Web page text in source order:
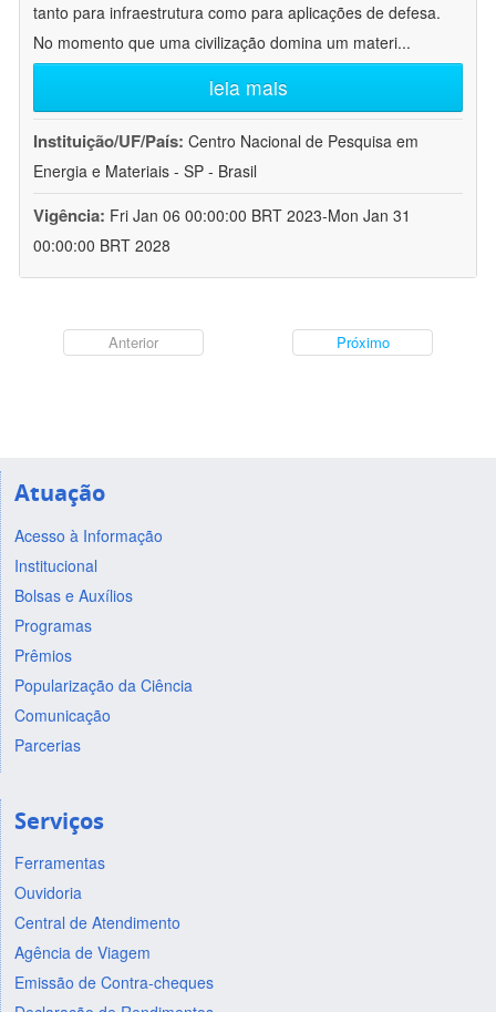
tanto para infraestrutura como para aplicações de defesa.
No momento que uma civilização domina um materi...
leia mais
Instituição/UF/País: Centro Nacional de Pesquisa em
Energia e Materiais - SP - Brasil
Vigência: Fri Jan 06 00:00:00 BRT 2023-Mon Jan 31
00:00:00 BRT 2028
Anterior Próximo
Atuação
Acesso à Informação
Institucional
Bolsas e Auxílios
Programas
Prêmios
Popularização da Ciência
Comunicação
Parcerias
Serviços
Ferramentas
Ouvidoria
Central de Atendimento
Agência de Viagem
Emissão de Contra-cheques